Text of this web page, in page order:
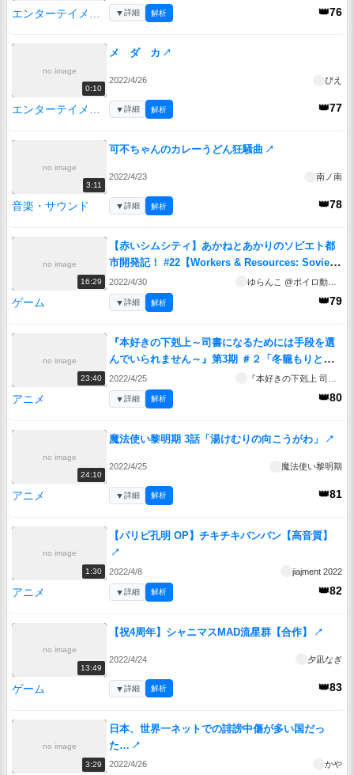
👑76
▼詳細 解析
no image
0:10
メ ダ カ ↗
2022/4/26 ぴえ
エンターテイメント 👑77
▼詳細 解析
no image
3:11
可不ちゃんのカレーうどん狂騒曲 ↗
2022/4/23 南ノ南
音楽・サウンド 👑78
▼詳細 解析
no image
16:29
【赤いシムシティ】あかねとあかりのソビエト都
市開発記！ #22【Workers & Resources: Soviet
Republic】
2022/4/30
ゲーム 👑79
▼詳細 解析
no image
23:40
『本好きの下剋上～司書になるためには手段を選
んでいられません～』第3期 ＃２「冬籠もりと今
後の話」
2022/4/25
アニメ 👑80
▼詳細 解析
no image
24:10
魔法使い黎明期 3話「湯けむりの向こうがわ」 ↗
2022/4/25 魔法使い黎明期
アニメ 👑81
▼詳細 解析
no image
1:30
【パリピ孔明 OP】チキチキバンバン【高音質】
↗
2022/4/8 jiajment 2022
アニメ 👑82
▼詳細 解析
no image
13:49
【祝4周年】シャニマスMAD流星群【合作】 ↗
2022/4/24 夕凪なぎ
ゲーム 👑83
▼詳細 解析
no image
3:29
日本、世界一ネットでの誹謗中傷が多い国だっ
た… ↗
2022/4/26 かや